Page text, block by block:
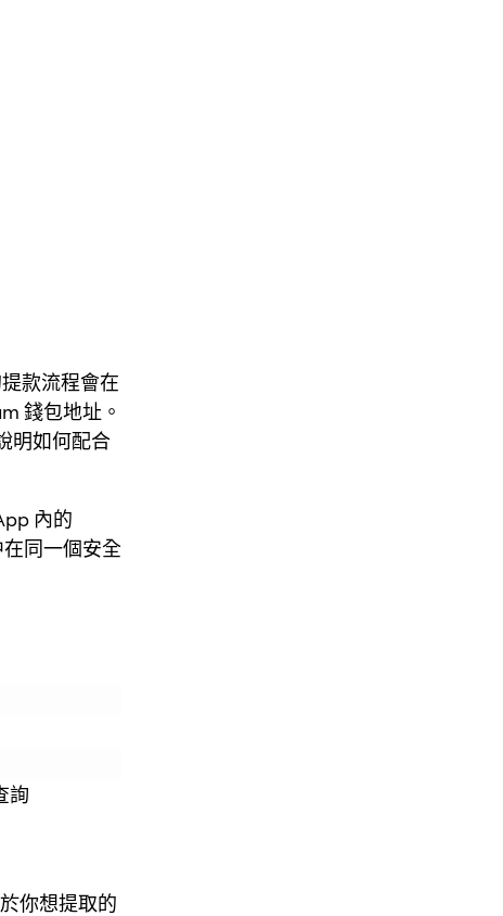
款流程會在
錢包地址。
明如何配合
內的
同一個安全
詢
你想提取的